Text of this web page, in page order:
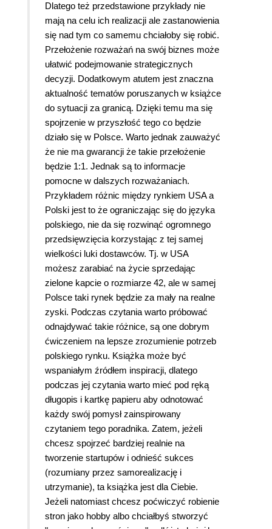
Dlatego też przedstawione przykłady nie
mają na celu ich realizacji ale zastanowienia
się nad tym co samemu chciałoby się robić.
Przełożenie rozważań na swój biznes może
ułatwić podejmowanie strategicznych
decyzji. Dodatkowym atutem jest znaczna
aktualność tematów poruszanych w książce
do sytuacji za granicą. Dzięki temu ma się
spojrzenie w przyszłość tego co będzie
działo się w Polsce. Warto jednak zauważyć
że nie ma gwarancji że takie przełożenie
będzie 1:1. Jednak są to informacje
pomocne w dalszych rozważaniach.
Przykładem różnic między rynkiem USA a
Polski jest to że ograniczając się do języka
polskiego, nie da się rozwinąć ogromnego
przedsięwzięcia korzystając z tej samej
wielkości luki dostawców. Tj. w USA
możesz zarabiać na życie sprzedając
zielone kapcie o rozmiarze 42, ale w samej
Polsce taki rynek będzie za mały na realne
zyski. Podczas czytania warto próbować
odnajdywać takie różnice, są one dobrym
ćwiczeniem na lepsze zrozumienie potrzeb
polskiego rynku. Książka może być
wspaniałym źródłem inspiracji, dlatego
podczas jej czytania warto mieć pod ręką
długopis i kartkę papieru aby odnotować
każdy swój pomysł zainspirowany
czytaniem tego poradnika. Zatem, jeżeli
chcesz spojrzeć bardziej realnie na
tworzenie startupów i odnieść sukces
(rozumiany przez samorealizację i
utrzymanie), ta książka jest dla Ciebie.
Jeżeli natomiast chcesz poćwiczyć robienie
stron jako hobby albo chciałbyś stworzyć